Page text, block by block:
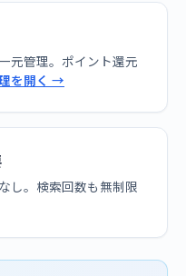
元管理。ポイント還元
を開く →
し。検索回数も無制限